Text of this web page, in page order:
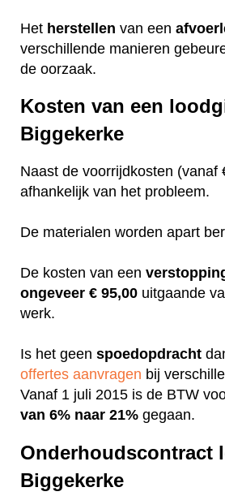
Het herstellen van een
verschillende manieren
de oorzaak.
Kosten van een
Biggekerke
Naast de voorrijdkosten (vanaf
afhankelijk van het probleem.
De materialen worden apart
De kosten van een
ongeveer € 95,00 uitgaande
werk.
Is het geen spoedopdracht
offertes aanvragen bij
Vanaf 1 juli 2015 is de BTW
van 6% naar 21% gegaan.
Onderhoudscontract
Biggekerke